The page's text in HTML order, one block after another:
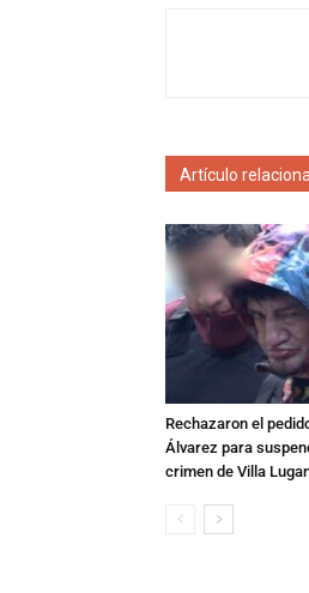
Artículo
Rechazaron el
Álvarez para
crimen de Villa